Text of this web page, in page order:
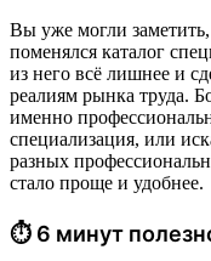
Вы уже могли
поменялся каталог
из него всё лишнее и
реалиям рынка труда.
именно
специализация, или
разных
стало проще и удобнее.
⏱ 6 минут